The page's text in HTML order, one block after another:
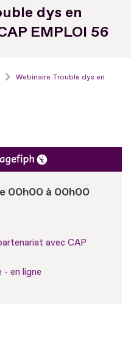
dys en
EMPLOI 56
Webinaire Trouble dys en
00h00 à 00h00
avec CAP
- en ligne